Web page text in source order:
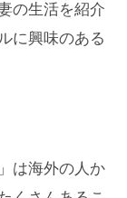
の生活を紹介
に興味のある
は海外の人か